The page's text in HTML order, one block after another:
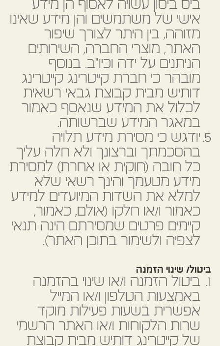
ביס ביסון עשויה לאסוף הן מידע
אישי של משתמשים והן מידע שאינו
מזוהה, בין היתר לצורך שיפור
האתר, מוצרי החברה, השירותים
הניתנים על ידה וכיו"ב. בנוסף
מובהר כי חברת קייטרינג קייטרינג
דותיש מבית קבוצת גבאי רשאית
לכלול את המידע שנאסף כאמור
במאגר המידע שברשותה.
יודגש כי מסירת מידע תלויה
בהסכמתך וברצונך ולא חלה עליך
כל חובה (חוקית או אחרת) למסירת
מידע מטעמך והינך רשאי שלא
למלא את השדות המיועדים למידע
כאמור ו/או חלקו (אולם, כאמור,
קיימים פרטים שמסירתם הינה תנאי
לצפיה ולשימור בתוכן האתר).
ביטול/ שינוי הזמנה
ביטול הזמנה ו/או שינוי בהזמנה
באמצעות הטלפון ו/או המייל
אפשרית בשעות פעילות מוקד
שרות הלקוחות ו/או האתר הרשמי
של קייטרינג דותיש מבית קבוצת